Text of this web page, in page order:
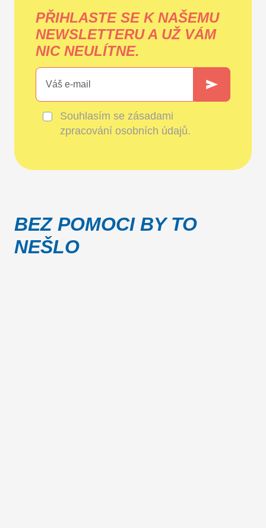
PŘIHLASTE SE K NAŠEMU
NEWSLETTERU A UŽ VÁM
NIC NEULÍTNE.
Souhlasím se zásadami
zpracování osobních údajů.
BEZ POMOCI BY TO
NEŠLO